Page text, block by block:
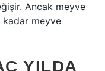
Ancak meyve
kadar meyve
YILDA